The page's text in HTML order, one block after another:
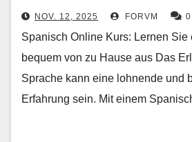
NOV. 12, 2025 FORVM
Spanisch Online Kurs: Lernen
bequem von zu Hause aus Das
Sprache kann eine lohnende und
Erfahrung sein. Mit einem